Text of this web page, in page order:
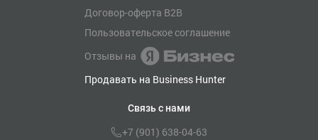
Договор-оферта B2B
Пользовательское соглашение
Отзывы на
Продавать на Business Hunter
Связь с нами
+7 (901) 638-04-63